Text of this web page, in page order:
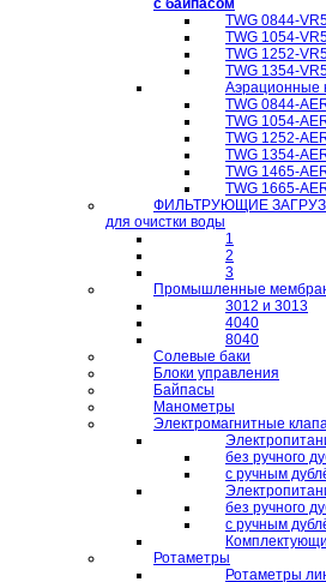
с байпасом
TWG 0844-
TWG 1054-
TWG 1252-
TWG 1354-
Аэрационные
TWG 0844-
TWG 1054-
TWG 1252-
TWG 1354-
TWG 1465-
TWG 1665-
ФИЛЬТРУЮЩИЕ
для очистки воды
1
2
3
Промышленные
3012 и 3013
4040
8040
Солевые баки
Блоки управления
Байпасы
Манометры
Электромагнитные
без ручного
с ручным
без ручного
с ручным
Ротаметры
Ротаметры